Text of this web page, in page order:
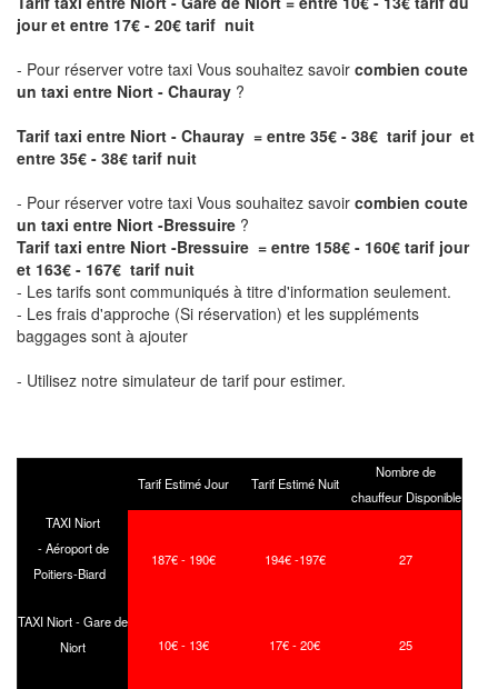
jour et entre 17€ - 20€ tarif nuit
- Pour réserver votre taxi Vous souhaitez savoir combien coute
un taxi entre Niort - Chauray ?
Tarif taxi entre Niort - Chauray = entre 35€ - 38€ tarif jour et
entre 35€ - 38€ tarif nuit
- Pour réserver votre taxi Vous souhaitez savoir combien coute
un taxi entre Niort -Bressuire ?
Tarif taxi entre Niort -Bressuire = entre 158€ - 160€ tarif jour
et 163€ - 167€ tarif nuit
- Les tarifs sont communiqués à titre d'information seulement.
- Les frais d'approche (Si réservation) et les suppléments
baggages sont à ajouter
- Utilisez notre simulateur de tarif pour estimer.
Tarif Estimé Jour Tarif Estimé Nuit
Nombre de
chauffeur Disponible
TAXI Niort
- Aéroport de
Poitiers-Biard
187€ - 190€ 194€ -197€ 27
TAXI Niort - Gare de
Niort
10€ - 13€ 17€ - 20€ 25